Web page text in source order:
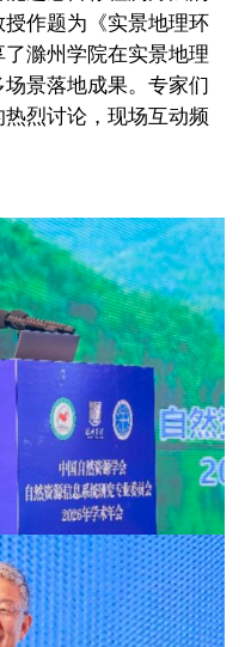
作题为《实景地理环
滁州学院在实景地理
景落地成果。专家们
烈讨论，现场互动频